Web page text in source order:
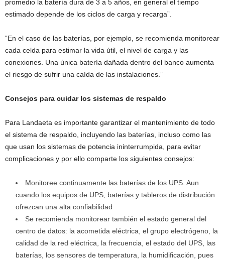
promedio la batería dura de 3 a 5 años, en general el tiempo
estimado depende de los ciclos de carga y recarga”.
“En el caso de las baterías, por ejemplo, se recomienda monitorear
cada celda para estimar la vida útil, el nivel de carga y las
conexiones. Una única batería dañada dentro del banco aumenta
el riesgo de sufrir una caída de las instalaciones.”
Consejos para cuidar los sistemas de respaldo
Para Landaeta es importante garantizar el mantenimiento de todo
el sistema de respaldo, incluyendo las baterías, incluso como las
que usan los sistemas de potencia ininterrumpida, para evitar
complicaciones y por ello comparte los siguientes consejos:
Monitoree continuamente las baterías de los UPS. Aun
cuando los equipos de UPS, baterías y tableros de distribución
ofrezcan una alta confiabilidad
Se recomienda monitorear también el estado general del
centro de datos: la acometida eléctrica, el grupo electrógeno, la
calidad de la red eléctrica, la frecuencia, el estado del UPS, las
baterías, los sensores de temperatura, la humidificación, pues